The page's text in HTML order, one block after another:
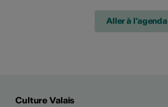
Aller à l'agenda
Culture Valais